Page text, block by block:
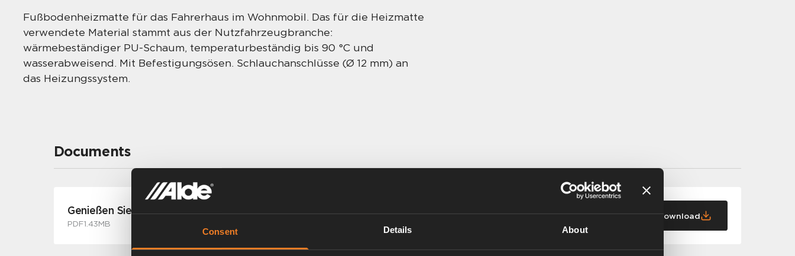
Consent Details About
Fußbodenheizmatte für das Fahrerhaus im Wohnmobil. Das für die Heizmatte
verwendete Material stammt aus der Nutzfahrzeugbranche:
wärmebeständiger PU-Schaum, temperaturbeständig bis 90 °C und
wasserabweisend. Mit Befestigungsösen. Schlauchanschlüsse (Ø 12 mm) an
das Heizungssystem.
Documents
Genießen Sie höchsten thermischen Komfort während der Reise
PDF1.43MB
Download